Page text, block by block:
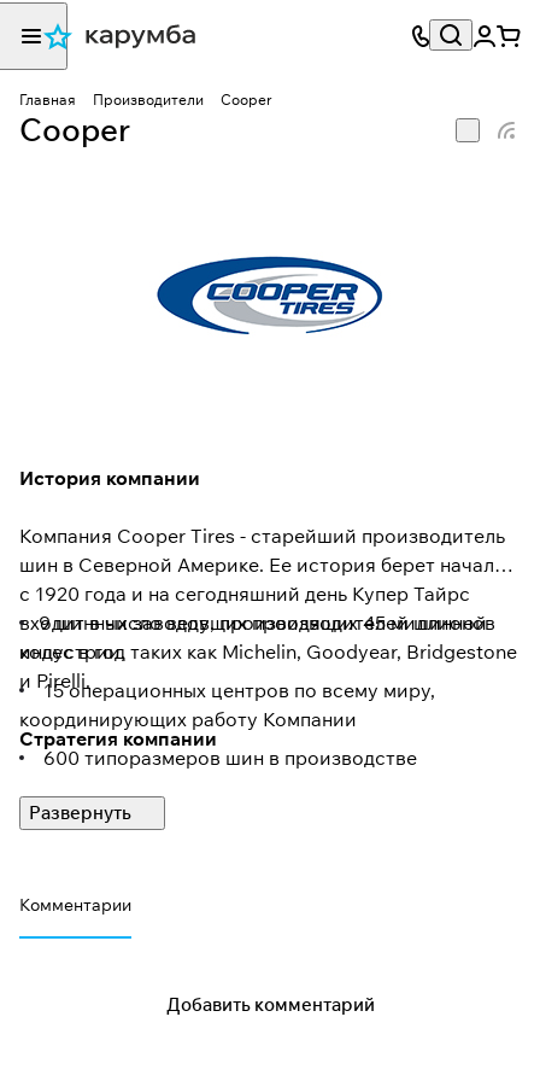
Главная Производители Cooper
Cooper
История компании
Компания Cooper Tires - старейший производитель
шин в Северной Америке. Ее история берет начало
с 1920 года и на сегодняшний день Купер Тайрс
входит в число ведущих производителей шинной
индустрии, таких как Michelin, Goodyear, Bridgestone
и Pirelli.
Стратегия компании
Основным направлением Купер - является
удовлетвроение потребности внутреннего рынка
производителей, продукция которых поставляется
на конвейеры автозаводов для первичного монтажа,
осмысленного выбора, решений для перехода на
9 шинных заводов, производящих 45 миллионов
колес в год
15 операционных центров по всему миру,
координирующих работу Компании
600 типоразмеров шин в производстве
собственные испытательный и технический
центры
Комментарии
Добавить комментарий